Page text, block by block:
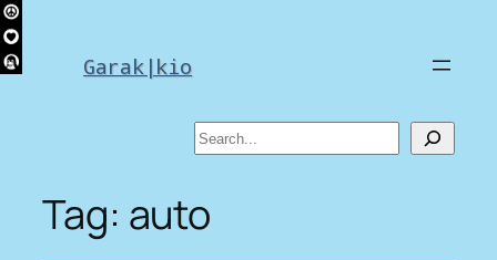
Skip
to
content Garak|kio
Search
Tag: auto